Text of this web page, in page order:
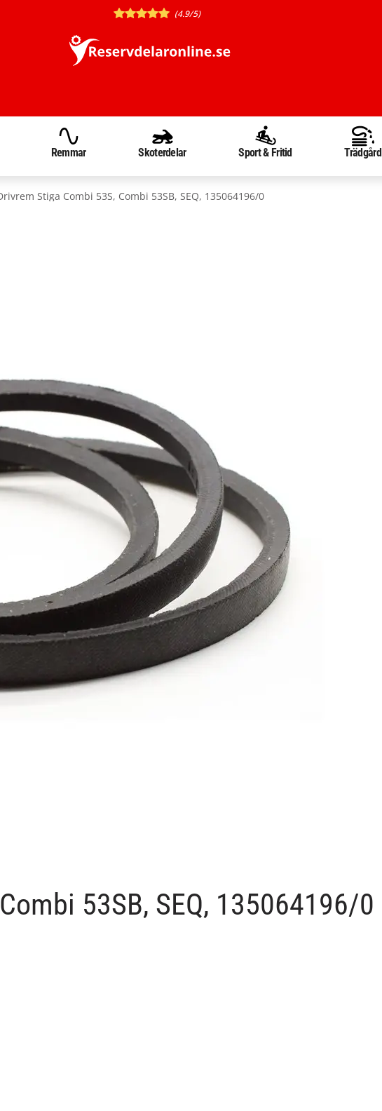
(4.9/5)
Remmar Skoterdelar Sport & Fritid Trädgård
Stiga Combi 53S, Combi 53SB, SEQ, 135064196/0
53SB, SEQ, 135064196/0